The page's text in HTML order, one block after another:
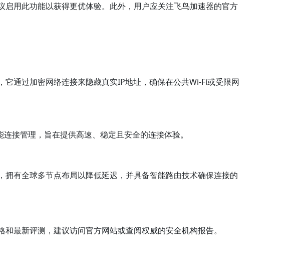
用此功能以获得更优体验。此外，用户应关注飞鸟加速器的官方
通过加密网络连接来隐藏真实IP地址，确保在公共Wi-Fi或受限网
接管理，旨在提供高速、稳定且安全的连接体验。
有全球多节点布局以降低延迟，并具备智能路由技术确保连接的
最新评测，建议访问官方网站或查阅权威的安全机构报告。